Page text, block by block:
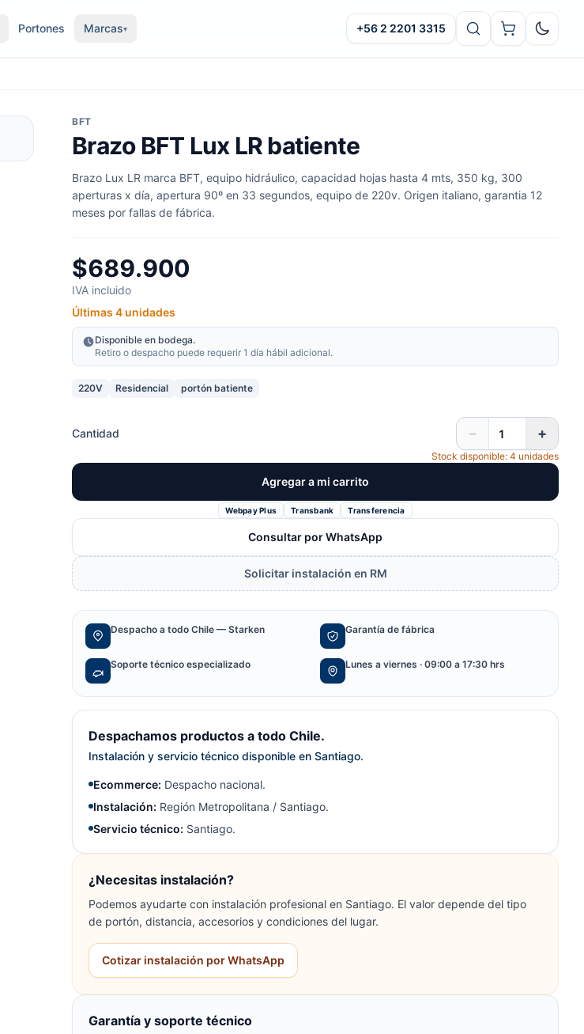
Portones Marcas▾ +56 2 2201 3315 Oscuro
BFT
Brazo BFT Lux LR batiente
Brazo Lux LR marca BFT, equipo hidráulico, capacidad hojas hasta 4 mts, 350 kg, 300
aperturas x día, apertura 90º en 33 segundos, equipo de 220v. Origen italiano, garantia 12
meses por fallas de fábrica.
$689.900
IVA incluido
Últimas 4 unidades
Disponible en bodega.
Retiro o despacho puede requerir 1 día hábil adicional.
220V Residencial portón batiente
Cantidad − +
Stock disponible: 4 unidades
Agregar a mi carrito
Webpay Plus Transbank Transferencia
Consultar por WhatsApp
Solicitar instalación en RM
Despacho a todo Chile — Starken Garantía de fábrica
Soporte técnico especializado Lunes a viernes · 09:00 a 17:30 hrs
Despachamos productos a todo Chile.
Instalación y servicio técnico disponible en Santiago.
Ecommerce: Despacho nacional.
Instalación: Región Metropolitana / Santiago.
Servicio técnico: Santiago.
¿Necesitas instalación?
Podemos ayudarte con instalación profesional en Santiago. El valor depende del tipo
de portón, distancia, accesorios y condiciones del lugar.
Cotizar instalación por WhatsApp
Garantía y soporte técnico